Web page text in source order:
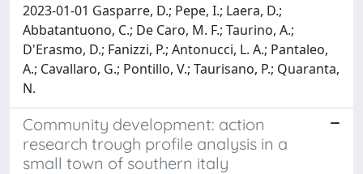
2023-01-01 Gasparre, D.; Pepe, I.; Laera, D.;
Abbatantuono, C.; De Caro, M. F.; Taurino, A.;
D'Erasmo, D.; Fanizzi, P.; Antonucci, L. A.; Pantaleo,
A.; Cavallaro, G.; Pontillo, V.; Taurisano, P.; Quaranta,
N.
Community development: action
research trough profile analysis in a
small town of southern italy